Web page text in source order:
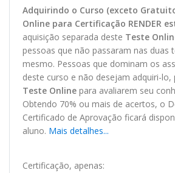
Adquirindo o Curso (exceto
Online para Certificação RENDER
aquisição separada deste Teste
pessoas que não passaram nas duas
mesmo. Pessoas que dominam os
deste curso e não desejam adquiri-
Teste Online para avaliarem seu
Obtendo 70% ou mais de acertos, o
Certificado de Aprovação ficará
aluno. Mais detalhes...
Certificação, apenas: